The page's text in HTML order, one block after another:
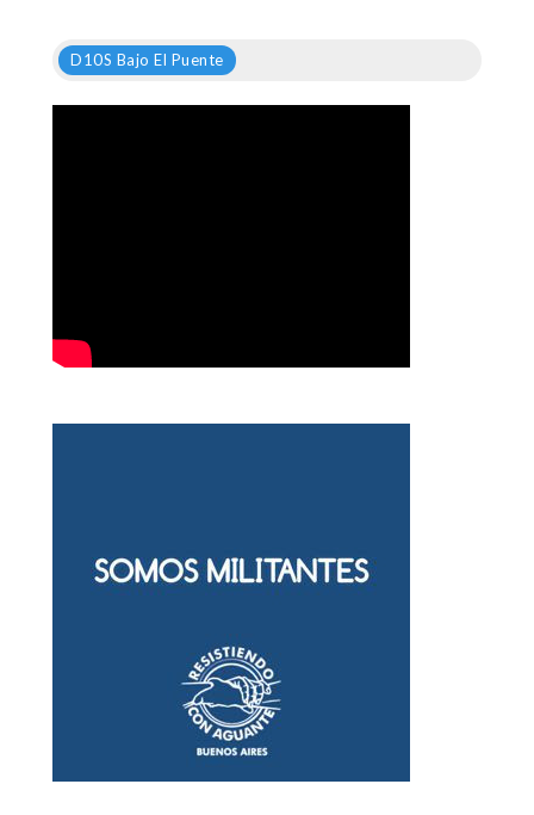
D10S Bajo El Puente